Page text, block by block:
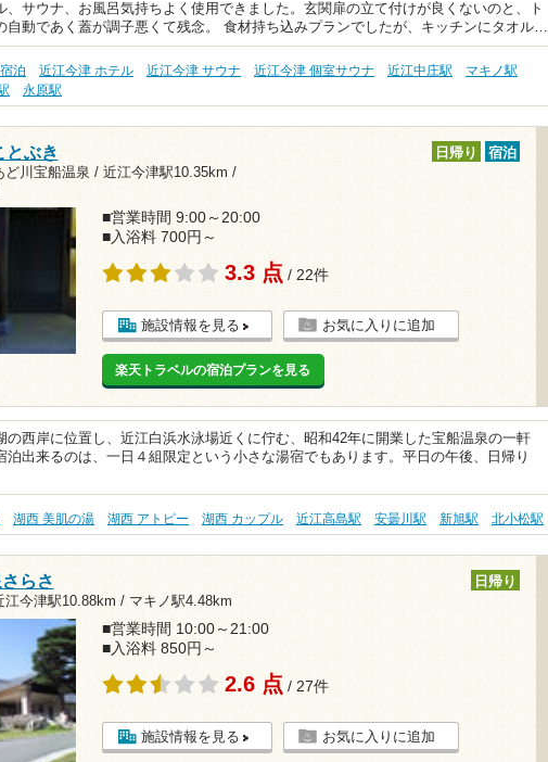
、サウナ、お風呂気持ちよく使用できました。玄関扉の立て付けが良くないのと、ト
自動であく蓋が調子悪くて残念。 食材持ち込みプランでしたが、キッチンにタオル…
泊 近江今津 ホテル 近江今津 サウナ 近江今津 個室サウナ 近江中庄駅
マキノ駅
永原駅
とぶき
ど川宝船温泉 / 近江今津駅10.35km /
日帰り 宿泊
■営業時間 9:00～20:00
■入浴料 700円～
3.3 点 / 22件
施設情報を見る お気に入りに追加
楽天トラベルの宿泊プランを見る
の西岸に位置し、近江白浜水泳場近くに佇む、昭和42年に開業した宝船温泉の一軒
泊出来るのは、一日４組限定という小さな湯宿でもあります。平日の午後、日帰り
湖西 美肌の湯 湖西 アトピー 湖西 カップル 近江高島駅 安曇川駅 新旭駅 北小松駅
らさ
江今津駅10.88km / マキノ駅4.48km
日帰り
■営業時間 10:00～21:00
■入浴料 850円～
2.6 点 / 27件
施設情報を見る お気に入りに追加